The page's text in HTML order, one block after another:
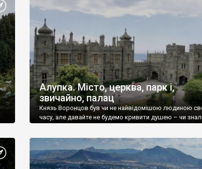
Алупка. Місто, церква, парк і,
звичайно, палац
Князь Воронцов був чи не найвідомішою людиною
часу, але давайте не будемо кривити душею – чи